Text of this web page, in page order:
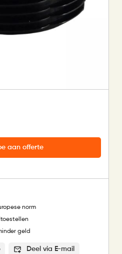
aan offerte
norm
geld
Deel via E-mail